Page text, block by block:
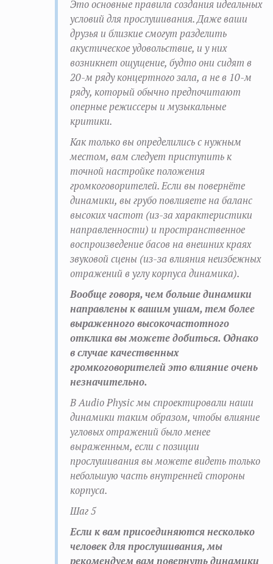
Это основные правила создания идеальных
условий для прослушивания. Даже ваши
друзья и близкие смогут разделить
акустическое удовольствие, и у них
возникнет ощущение, будто они сидят в
20-м ряду концертного зала, а не в 10-м
ряду, который обычно предпочитают
оперные режиссеры и музыкальные
критики.
Как только вы определились с нужным
местом, вам следует приступить к
точной настройке положения
громкоговорителей. Если вы повернёте
динамики, вы грубо повлияете на баланс
высоких частот (из-за характеристики
направленности) и пространственное
воспроизведение басов на внешних краях
звуковой сцены (из-за влияния неизбежных
отражений в углу корпуса динамика).
Вообще говоря, чем больше динамики
направлены к вашим ушам, тем более
выраженного высокочастотного
отклика вы можете добиться. Однако
в случае качественных
громкоговорителей это влияние очень
незначительно.
В Audio Physic мы спроектировали наши
динамики таким образом, чтобы влияние
угловых отражений было менее
выраженным, если с позиции
прослушивания вы можете видеть только
небольшую часть внутренней стороны
корпуса.
Шаг 5
Если к вам присоединяются несколько
человек для прослушивания, мы
рекомендуем вам повернуть динамики